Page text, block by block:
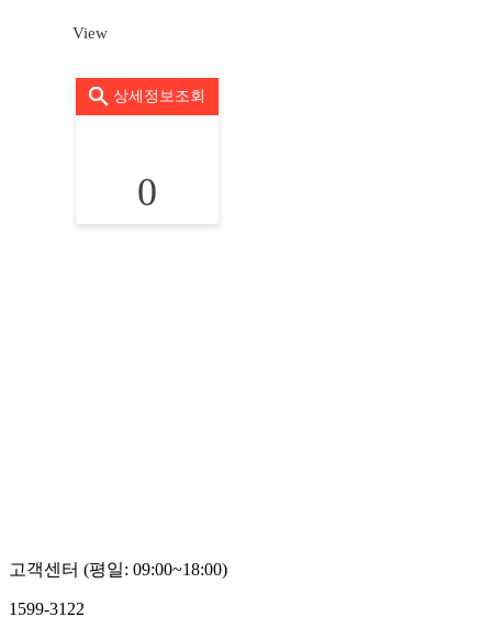
View
상세정보조회
0
고객센터 (평일: 09:00~18:00)
1599-3122